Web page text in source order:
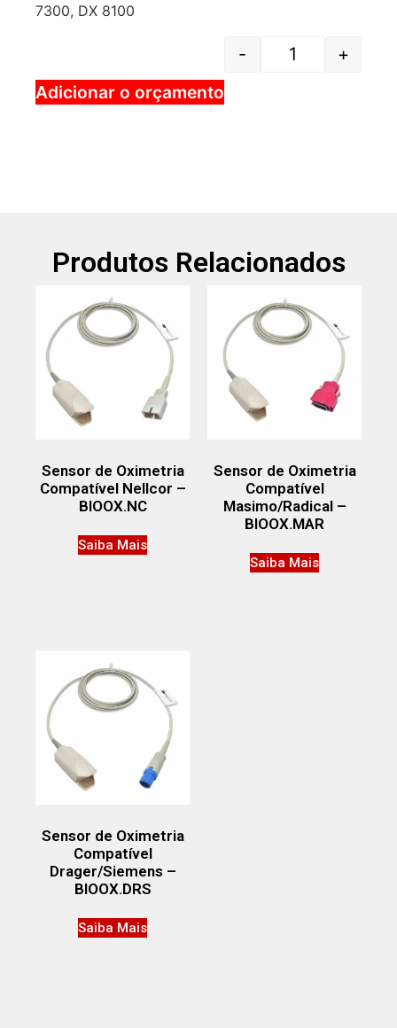
7300, DX 8100
-
+
Adicionar o orçamento
Produtos Relacionados
Sensor de Oximetria
Compatível Nellcor –
BIOOX.NC
Saiba Mais
Sensor de Oximetria
Compatível
Masimo/Radical –
BIOOX.MAR
Saiba Mais
Sensor de Oximetria
Compatível
Drager/Siemens –
BIOOX.DRS
Saiba Mais